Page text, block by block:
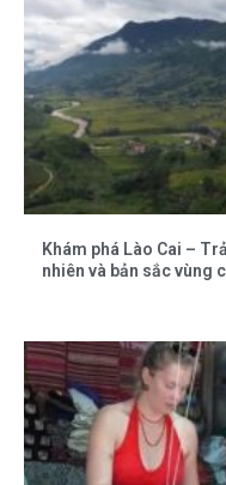
Khám phá Lào Cai –
nhiên và bản sắc vùng